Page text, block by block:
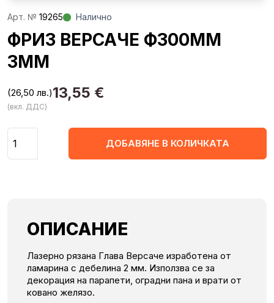
Aрт. № 19265 Налично
ФРИЗ ВЕРСАЧЕ Ф300ММ
3ММ
13,55 €
(26,50 лв.)
(вкл. ДДС)
ДОБАВЯНЕ В КОЛИЧКАТА
ОПИСАНИЕ
Лазерно рязана Глава Версаче изработена от
ламарина с дебелина 2 мм. Използва се за
декорация на парапети, оградни пана и врати от
ковано желязо.